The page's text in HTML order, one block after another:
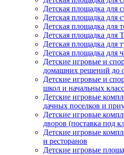
Детская площадка для
Детская площадка для
Детская площадка для
Детская площадка
Детская площадка для
Детская площадка для
Детские игровые и
домашних решений до
Детские игровые и
школ и начальных
Детские игровые
дачных поселков и
Детские игровые
дворов (поставка под
Детские игровые
и ресторанов
Детские игровые